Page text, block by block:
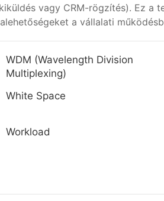
vagy CRM-rögzítés). Ez a
a vállalati
WDM (Wavelength Division
Multiplexing)
White Space
Workload